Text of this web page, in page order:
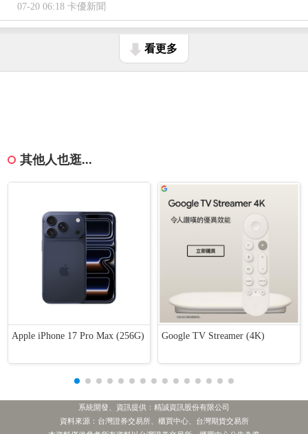
07-20 06:18 卡優新聞
看更多
其他人也逛...
Apple iPhone 17 Pro Max (256G) Google TV Streamer (4K)
系統開發、資訊提供：精誠資訊股份有限公司
資料來源：台灣證券交易所、櫃買中心、台灣期貨交易所